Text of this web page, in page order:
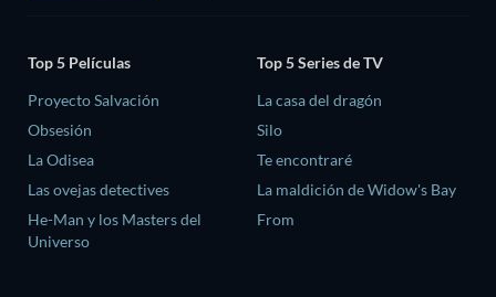
Top 5 Películas
Proyecto Salvación
Obsesión
La Odisea
Las ovejas detectives
He-Man y los Masters del
Universo
Top 5 Series de TV
La casa del dragón
Silo
Te encontraré
La maldición de Widow's Bay
From